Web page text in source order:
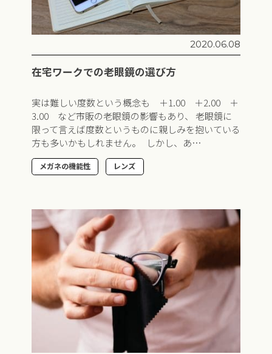
2020.06.08
在宅ワークでの老眼鏡の選び方
実は難しい度数という概念も ＋1.00 ＋2.00 ＋
3.00 など市販の老眼鏡の影響もあり、 老眼鏡に
限って言えば度数というものに親しみを抱いている
方も多いかもしれません。 しかし、あ…
メガネの機能性 レンズ